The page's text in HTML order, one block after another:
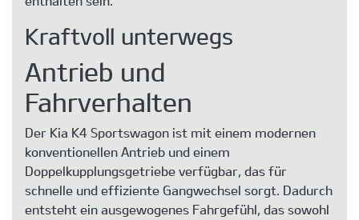
Kraftvoll unterwegs
Antrieb und
Fahrverhalten
Der Kia K4 Sportswagon ist mit einem modernen
konventionellen Antrieb und einem
Doppelkupplungsgetriebe verfügbar, das für
schnelle und effiziente Gangwechsel sorgt. Dadurch
entsteht ein ausgewogenes Fahrgefühl, das sowohl